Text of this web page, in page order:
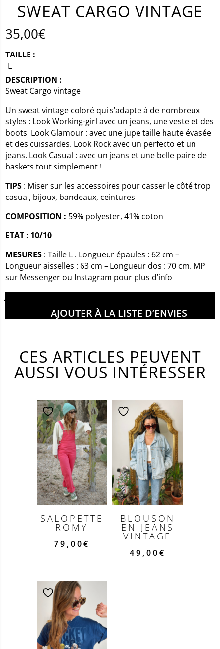
SWEAT CARGO VINTAGE
35,00€
TAILLE :
L
DESCRIPTION :
Sweat Cargo vintage
Un sweat vintage coloré qui s’adapte à de nombreux
styles : Look Working-girl avec un jeans, une veste et des
boots. Look Glamour : avec une jupe taille haute évasée
et des cuissardes. Look Rock avec un perfecto et un
jeans. Look Casual : avec un jeans et une belle paire de
baskets tout simplement !
TIPS : Miser sur les accessoires pour casser le côté trop
casual, bijoux, bandeaux, ceintures
COMPOSITION : 59% polyester, 41% coton
ETAT : 10/10
MESURES : Taille L . Longueur épaules : 62 cm –
Longueur aisselles : 63 cm – Longueur dos : 70 cm. MP
sur Messenger ou Instagram pour plus d’info
AJOUTER À LA LISTE D’ENVIES
CES ARTICLES PEUVENT
AUSSI VOUS INTÉRESSER
SALOPETTE
ROMY
79,00€
BLOUSON
EN JEANS
VINTAGE
49,00€